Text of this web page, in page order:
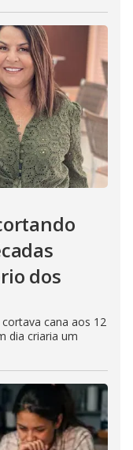
dos
cana aos 12
dia criaria um